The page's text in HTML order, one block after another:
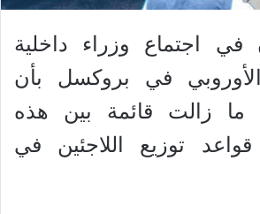
في اجتماع وزراء داخلية
في بروكسل بأن
ما زالت قائمة بين هذه
قواعد توزيع اللاجئين في